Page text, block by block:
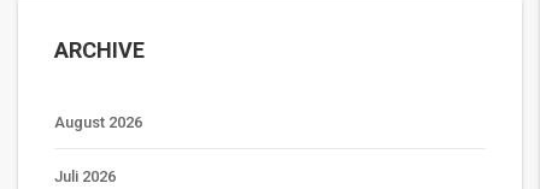
ARCHIVE
August 2026
Juli 2026